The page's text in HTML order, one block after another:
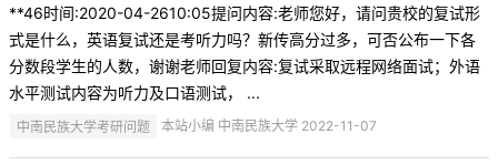
**46时间:2020-04-2610:05提问内容:老师您好，请问贵校的复试形
式是什么，英语复试还是考听力吗？新传高分过多，可否公布一下各
分数段学生的人数，谢谢老师回复内容:复试采取远程网络面试；外语
水平测试内容为听力及口语测试， ...
中南民族大学考研问题 本站小编 中南民族大学 2022-11-07